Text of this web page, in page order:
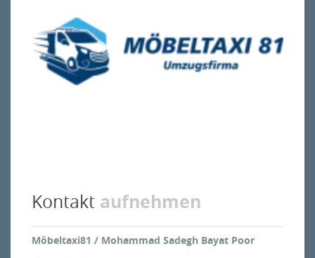
Kontakt aufnehmen
Möbeltaxi81 / Mohammad Sadegh Bayat Poor